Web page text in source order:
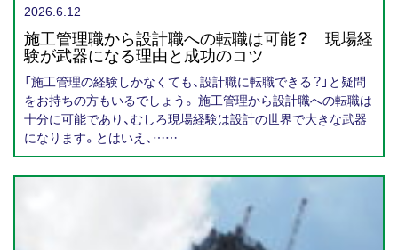
2026.6.12
施工管理職から設計職への転職は可能？ 現場経
験が武器になる理由と成功のコツ
「施工管理の経験しかなくても、設計職に転職できる？」と疑問
をお持ちの方もいるでしょう。 施工管理から設計職への転職は
十分に可能であり、むしろ現場経験は設計の世界で大きな武器
になります。とはいえ、……